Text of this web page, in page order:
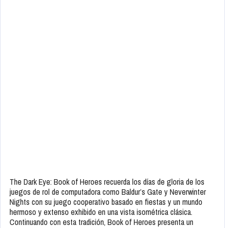
The Dark Eye: Book of Heroes recuerda los días de gloria de los
juegos de rol de computadora como Baldur’s Gate y Neverwinter
Nights con su juego cooperativo basado en fiestas y un mundo
hermoso y extenso exhibido en una vista isométrica clásica.
Continuando con esta tradición, Book of Heroes presenta un